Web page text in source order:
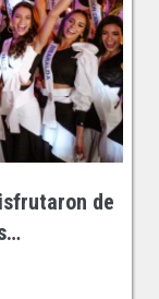
de